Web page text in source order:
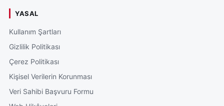
YASAL
Kullanım Şartları
Gizlilik Politikası
Çerez Politikası
Kişisel Verilerin Korunması
Veri Sahibi Başvuru Formu